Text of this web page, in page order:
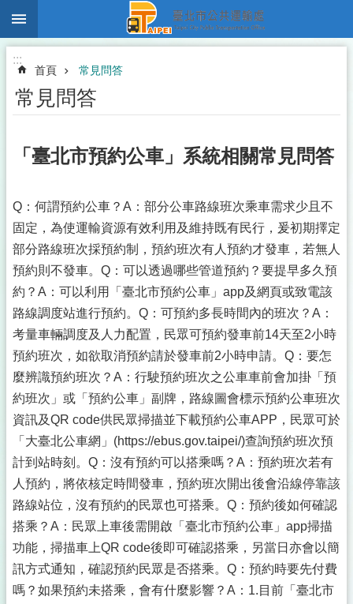
跳到主要內容區塊
:::
首頁 常見問答
常見問答
「臺北市預約公車」系統相關常見問答
Q：何謂預約公車？A：部分公車路線班次乘車需求少且不
固定，為使運輸資源有效利用及維持既有民行，爰初期擇定
部分路線班次採預約制，預約班次有人預約才發車，若無人
預約則不發車。Q：可以透過哪些管道預約？要提早多久預
約？A：可以利用「臺北市預約公車」app及網頁或致電該
路線調度站進行預約。Q：可預約多長時間內的班次？A：
考量車輛調度及人力配置，民眾可預約發車前14天至2小時
預約班次，如欲取消預約請於發車前2小時申請。Q：要怎
麼辨識預約班次？A：行駛預約班次之公車車前會加掛「預
約班次」或「預約公車」副牌，路線圖會標示預約公車班次
資訊及QR code供民眾掃描並下載預約公車APP，民眾可於
「大臺北公車網」(https://ebus.gov.taipei/)查詢預約班次預
計到站時刻。Q：沒有預約可以搭乘嗎？A：預約班次若有
人預約，將依核定時間發車，預約班次開出後會沿線停靠該
路線站位，沒有預約的民眾也可搭乘。Q：預約後如何確認
搭乘？A：民眾上車後需開啟「臺北市預約公車」app掃描
功能，掃描車上QR code後即可確認搭乘，另當日亦會以簡
訊方式通知，確認預約民眾是否搭乘。Q：預約時要先付費
嗎？如果預約未搭乘，會有什麼影響？A：1.目前「臺北市